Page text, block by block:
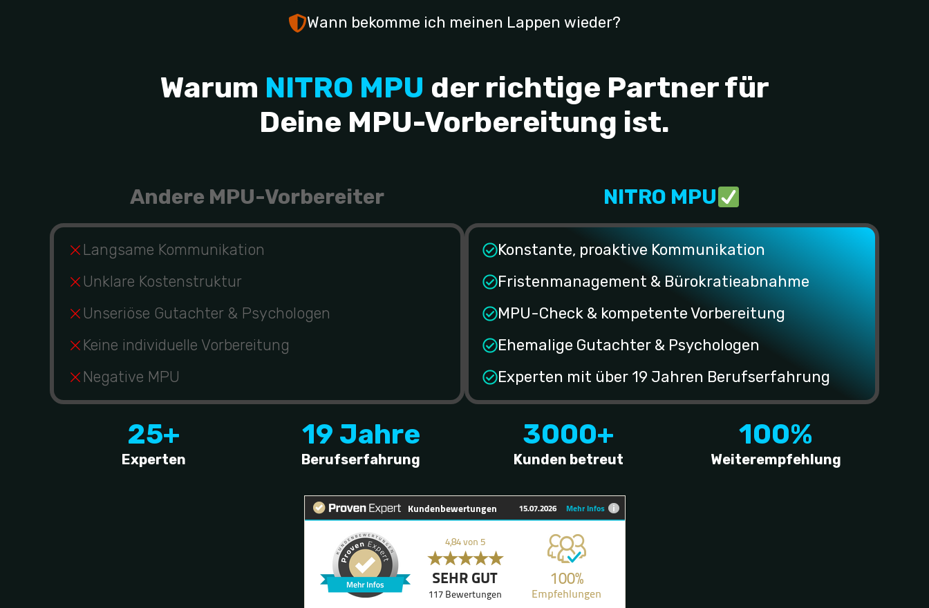
Wann bekomme ich meinen Lappen wieder?
Warum NITRO MPU der richtige Partner für
Deine MPU-Vorbereitung ist.
Andere MPU-Vorbereiter
Langsame Kommunikation
Unklare Kostenstruktur
Unseriöse Gutachter & Psychologen
Keine individuelle Vorbereitung
Negative MPU
NITRO MPU
Konstante, proaktive Kommunikation
Fristenmanagement & Bürokratieabnahme
MPU-Check & kompetente Vorbereitung
Ehemalige Gutachter & Psychologen
Experten mit über 19 Jahren Berufserfahrung
25+
Experten
19 Jahre
Berufserfahrung
3000+
Kunden betreut
100%
Weiterempfehlung